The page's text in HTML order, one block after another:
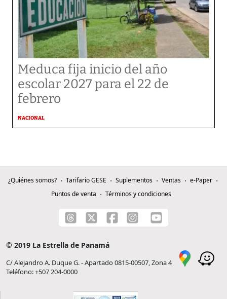
Meduca fija inicio del año
escolar 2027 para el 22 de
febrero
NACIONAL
¿Quiénes somos? Tarifario GESE Suplementos Ventas
e-Paper
Puntos de venta
Términos y condiciones
© 2019 La Estrella de Panamá
C/ Alejandro A. Duque G. - Apartado 0815-00507, Zona 4
Teléfono: +507 204-0000